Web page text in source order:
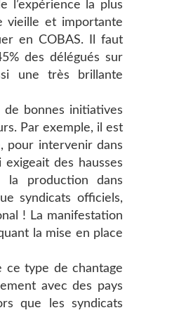
l’expérience la plus
vieille et importante
en COBAS. Il faut
des délégués sur
une très brillante
de bonnes initiatives
Par exemple, il est
pour intervenir dans
des hausses
la production dans
syndicats officiels,
! La manifestation
la mise en place
ce type de chantage
avec des pays
que les syndicats